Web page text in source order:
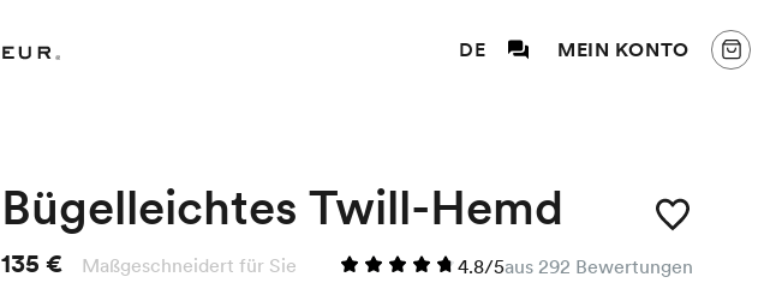
DE MEIN KONTO
Bügelleichtes Twill-Hemd
135 € Maßgeschneidert für Sie 4.8/5aus 292 Bewertungen